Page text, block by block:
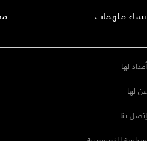
نساء ملهمات
أعداد لها
عن لها
إتصل بنا